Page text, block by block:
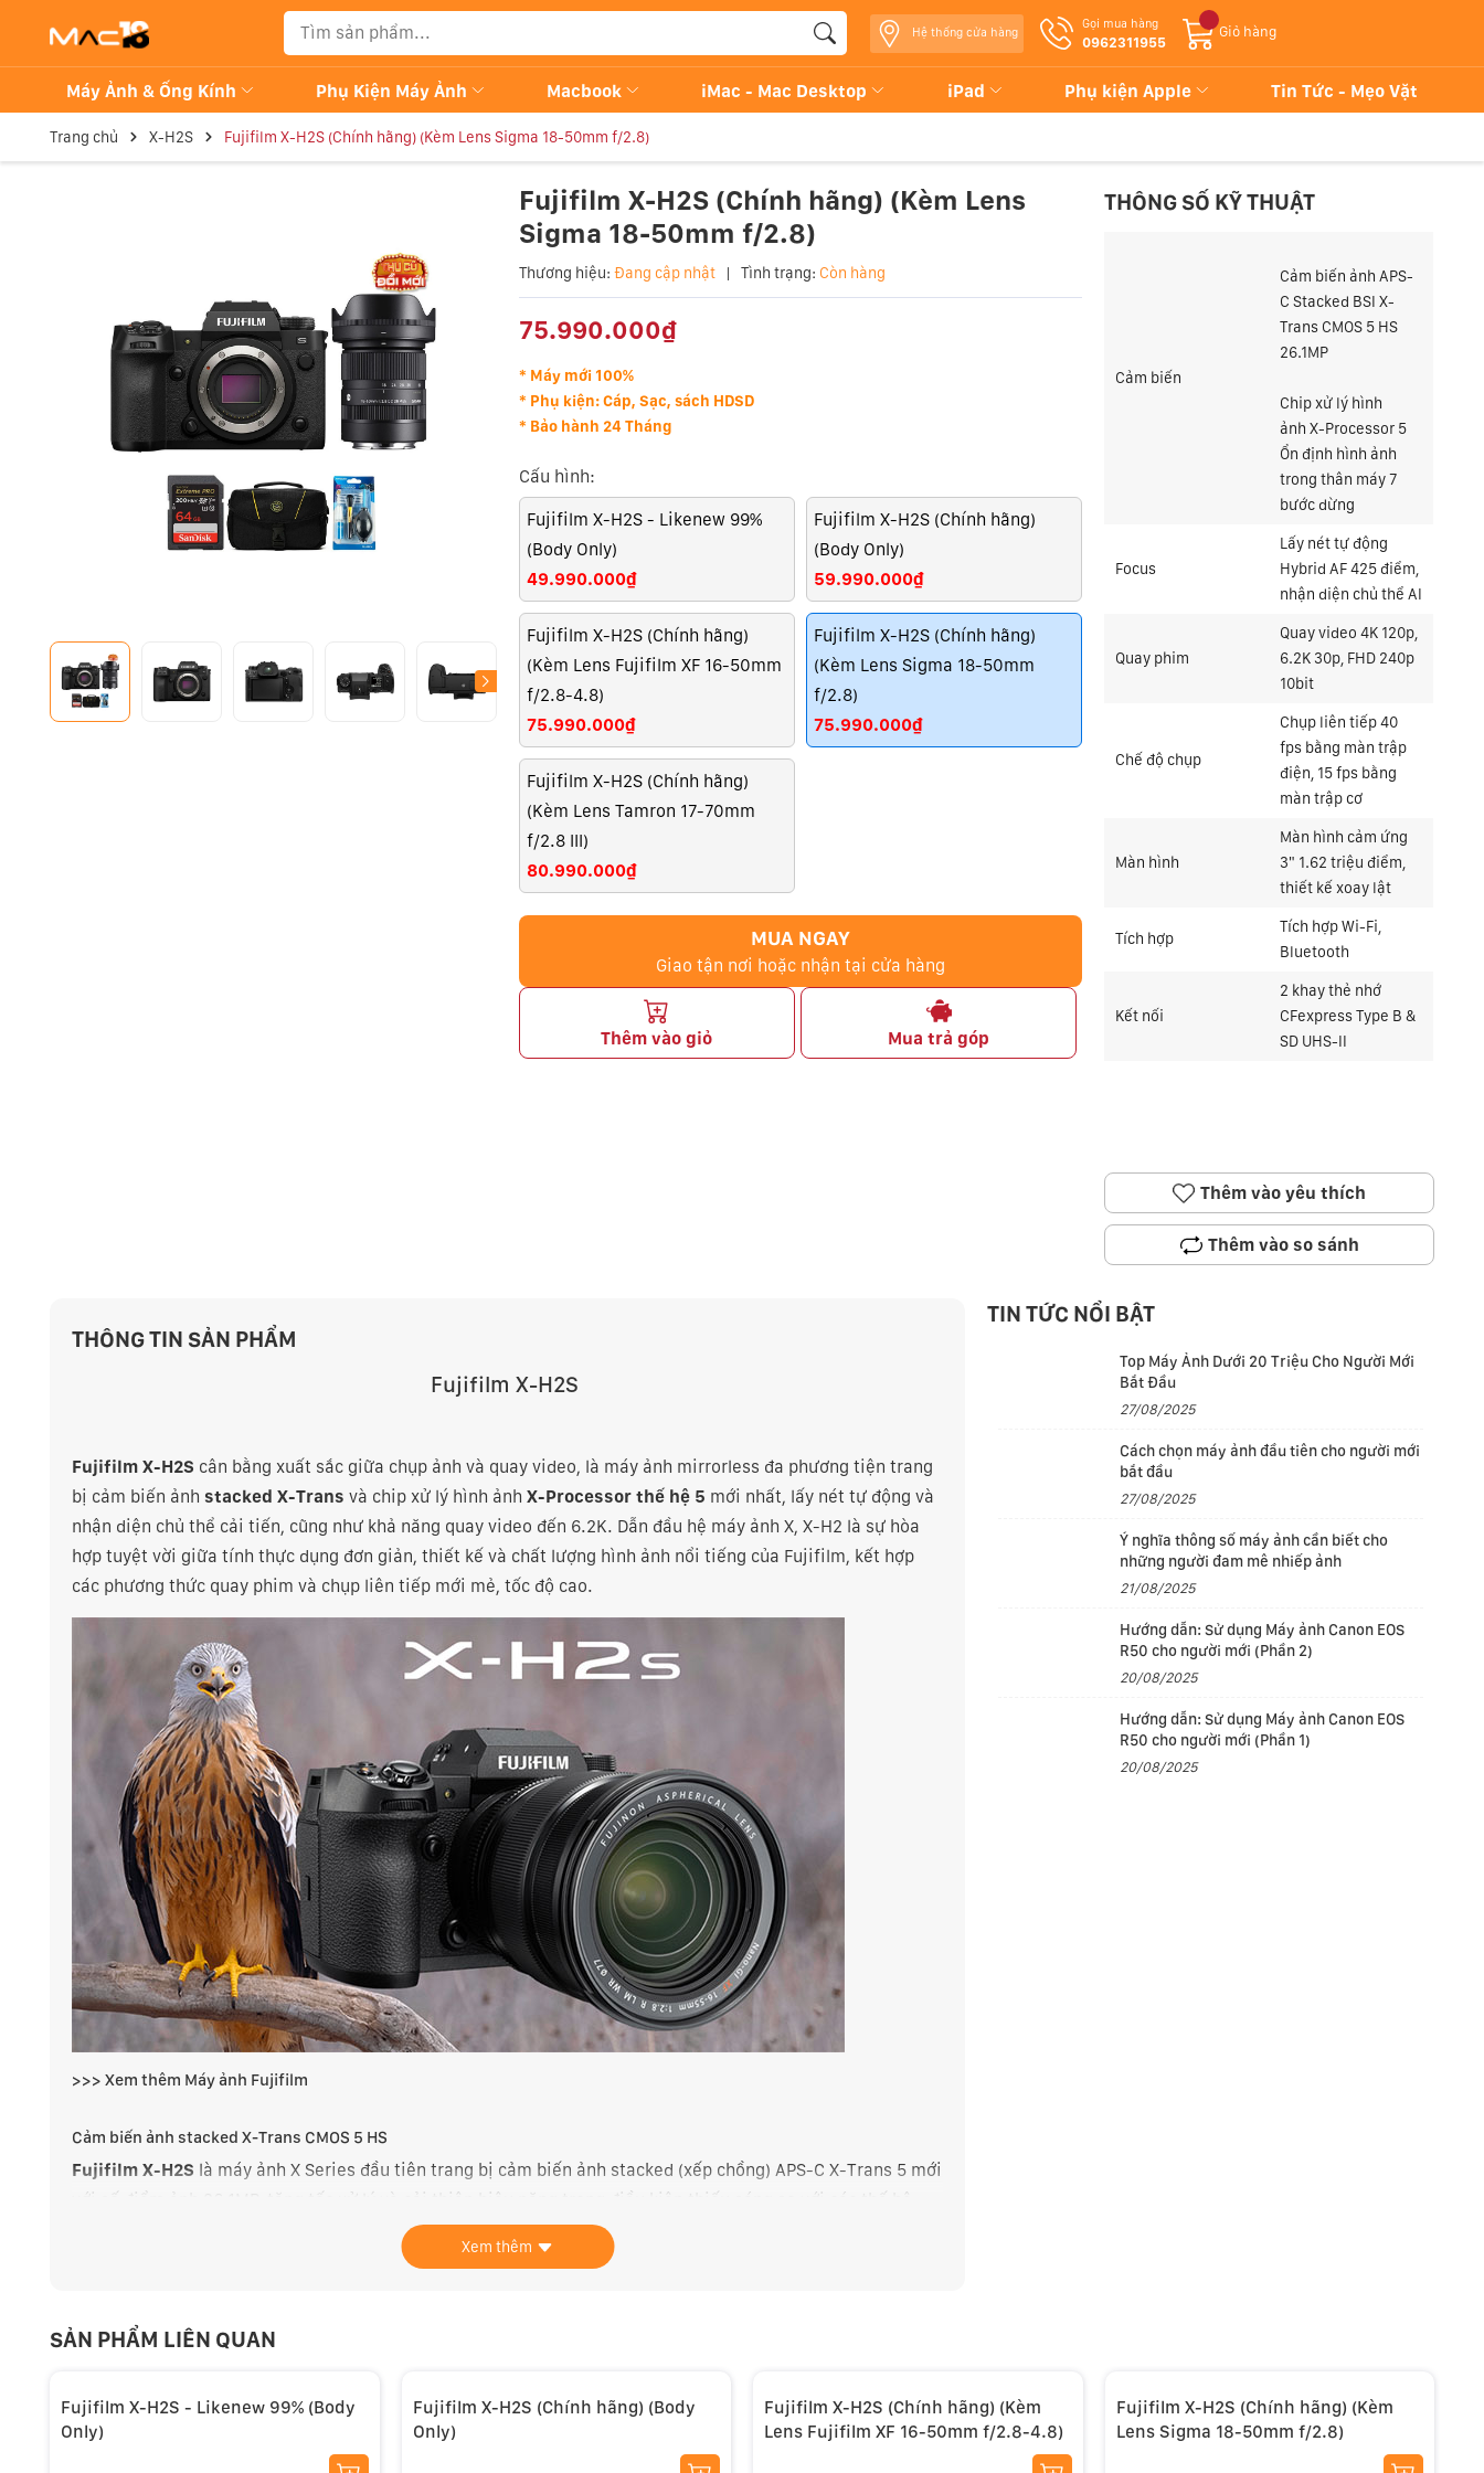
Hệ thống cửa hàng
Gọi mua hàng
0962311955
Giỏ hàng
Máy Ảnh & Ống Kính Phụ Kiện Máy Ảnh Macbook iMac - Mac Desktop iPad Phụ kiện Apple Tin Tức - Mẹo Vặt
Trang chủ X-H2S Fujifilm X-H2S (Chính hãng) (Kèm Lens Sigma 18-50mm f/2.8)
Fujifilm X-H2S (Chính hãng) (Kèm Lens
Sigma 18-50mm f/2.8)
Thương hiệu: Đang cập nhật | Tình trạng: Còn hàng
75.990.000₫
* Máy mới 100%
* Phụ kiện: Cáp, Sạc, sách HDSD
* Bảo hành 24 Tháng
Cấu hình:
Fujifilm X-H2S - Likenew 99%
(Body Only)
49.990.000₫
Fujifilm X-H2S (Chính hãng)
(Body Only)
59.990.000₫
Fujifilm X-H2S (Chính hãng)
(Kèm Lens Fujifilm XF 16-50mm
f/2.8-4.8)
75.990.000₫
Fujifilm X-H2S (Chính hãng)
(Kèm Lens Sigma 18-50mm
f/2.8)
75.990.000₫
Fujifilm X-H2S (Chính hãng)
(Kèm Lens Tamron 17-70mm
f/2.8 III)
80.990.000₫
MUA NGAY
Giao tận nơi hoặc nhận tại cửa hàng
Thêm vào giỏ Mua trả góp
THÔNG SỐ KỸ THUẬT
Cảm biến
Cảm biến ảnh APS-
C Stacked BSI X-
Trans CMOS 5 HS
26.1MP
Chip xử lý hình
ảnh X-Processor 5
Ổn định hình ảnh
trong thân máy 7
bước dừng
Focus
Lấy nét tự động
Hybrid AF 425 điểm,
nhận diện chủ thể AI
Quay phim
Quay video 4K 120p,
6.2K 30p, FHD 240p
10bit
Chế độ chụp
Chụp liên tiếp 40
fps bằng màn trập
điện, 15 fps bằng
màn trập cơ
Màn hình
Màn hình cảm ứng
3" 1.62 triệu điểm,
thiết kế xoay lật
Tích hợp
Tích hợp Wi-Fi,
Bluetooth
Kết nối
2 khay thẻ nhớ
CFexpress Type B &
SD UHS-II
Thêm vào yêu thích
Thêm vào so sánh
THÔNG TIN SẢN PHẨM
Fujifilm X-H2S
Fujifilm X-H2S cân bằng xuất sắc giữa chụp ảnh và quay video, là máy ảnh mirrorless đa phương tiện trang
bị cảm biến ảnh stacked X-Trans và chip xử lý hình ảnh X-Processor thế hệ 5 mới nhất, lấy nét tự động và
nhận diện chủ thể cải tiến, cũng như khả năng quay video đến 6.2K. Dẫn đầu hệ máy ảnh X, X-H2 là sự hòa
hợp tuyệt vời giữa tính thực dụng đơn giản, thiết kế và chất lượng hình ảnh nổi tiếng của Fujifilm, kết hợp
các phương thức quay phim và chụp liên tiếp mới mẻ, tốc độ cao.
>>> Xem thêm Máy ảnh Fujifilm
Cảm biến ảnh stacked X-Trans CMOS 5 HS
Fujifilm X-H2S là máy ảnh X Series đầu tiên trang bị cảm biến ảnh stacked (xếp chồng) APS-C X-Trans 5 mới
với số điểm ảnh 26.1MP, tăng tốc xử lý và cải thiện hiệu năng trong điều kiện thiếu sáng so với các thế hệ
trước. Cảm biến X-Trans sử dụng lưới lọc màu độc đáo giúp giảm thiểu moiré và cho khả năng kết xuất màu
tự nhiên hơn, kết hợp thiết kế BSI giảm nhiễu hạt và cải thiện tông màu và độ trong rõ cùng thiết kế stacked
Xem thêm
TIN TỨC NỔI BẬT
Top Máy Ảnh Dưới 20 Triệu Cho Người Mới
Bắt Đầu
27/08/2025
Cách chọn máy ảnh đầu tiên cho người mới
bắt đầu
27/08/2025
Ý nghĩa thông số máy ảnh cần biết cho
những người đam mê nhiếp ảnh
21/08/2025
Hướng dẫn: Sử dụng Máy ảnh Canon EOS
R50 cho người mới (Phần 2)
20/08/2025
Hướng dẫn: Sử dụng Máy ảnh Canon EOS
R50 cho người mới (Phần 1)
20/08/2025
SẢN PHẨM LIÊN QUAN
Fujifilm X-H2S - Likenew 99% (Body
Only)
Fujifilm X-H2S (Chính hãng) (Body
Only)
Fujifilm X-H2S (Chính hãng) (Kèm
Lens Fujifilm XF 16-50mm f/2.8-4.8)
Fujifilm X-H2S (Chính hãng) (Kèm
Lens Sigma 18-50mm f/2.8)